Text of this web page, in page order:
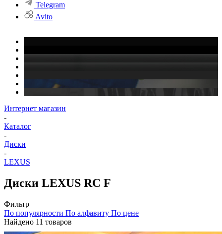
Telegram
Avito
Интернет магазин
-
Каталог
-
Диски
-
LEXUS
Диски LEXUS RC F
Фильтр
По популярности По алфавиту По цене
Найдено 11 товаров